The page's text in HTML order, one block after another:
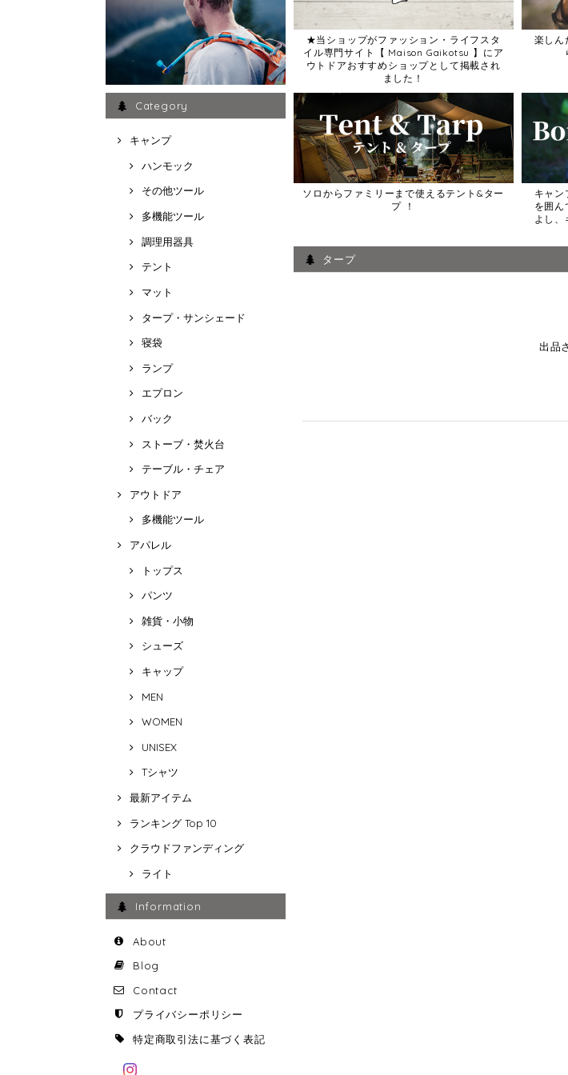
Category
キャンプ
ハンモック
その他ツール
多機能ツール
調理用器具
テント
マット
タープ・サンシェード
寝袋
ランプ
エプロン
バック
ストーブ・焚火台
テーブル・チェア
アウトドア
多機能ツール
アパレル
トップス
パンツ
雑貨・小物
シューズ
キャップ
MEN
WOMEN
UNISEX
Tシャツ
最新アイテム
ランキング Top 10
クラウドファンディング
ライト
Information
About
Blog
Contact
プライバシーポリシー
特定商取引法に基づく表記
★当ショップがファッション・ライフスタ
イル専門サイト【 Maison Gaikotsu 】にア
ウトドアおすすめショップとして掲載され
ました！
楽しん
ソロからファミリーまで使えるテント&ター
プ ！
キャン
を囲ん
よし
タープ
出品